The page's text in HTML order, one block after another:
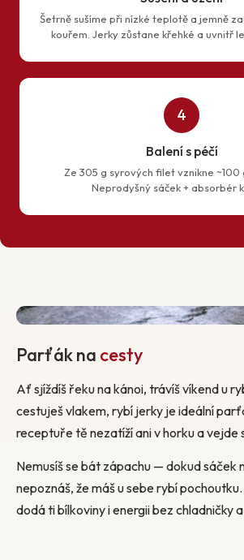
Šetrně sušíme při nízké teplotě a jemně
kouřem. Jerky zůstane křehké a uvnitř
4
Balení s péčí
Ze 305 g syrových filet vznikne ~100
Neprodyšný sáček + absorbér
Parťák na cesty
Ať sjíždíš řeku na kánoi, trávíš víkend u
cestuješ vlakem, rybí jerky je ideální
receptuře tě nezatíží ani v horku a vejde
Nemusíš se bát zápachu — dokud sáček
nepoznáš, že máš u sebe rybí
dodá ti bílkoviny i energii bez chladničky